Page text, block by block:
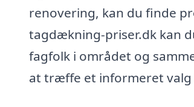
renovering, kan du finde
tagdækning-priser.dk kan
fagfolk i området og
at træffe et informeret valg